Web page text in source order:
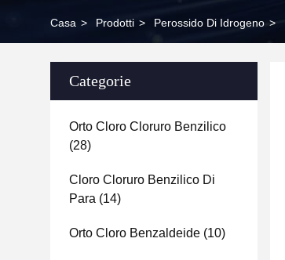
Casa > Prodotti > Perossido Di Idrogeno >
Categorie
Orto Cloro Cloruro Benzilico
(28)
Cloro Cloruro Benzilico Di
Para (14)
Orto Cloro Benzaldeide (10)